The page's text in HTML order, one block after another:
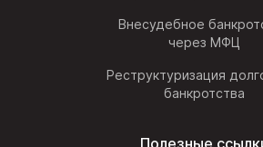
Внесудебное
через МФЦ
Реструктуризация
банкротства
Полезные